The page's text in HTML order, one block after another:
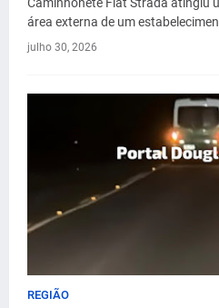
área externa de um
julho 30, 2026
REGIÃO